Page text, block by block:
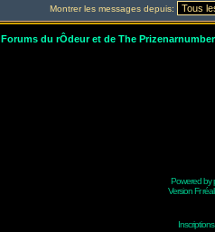
Montrer les messages depuis:
Forums du rÔdeur et de The
Powered by
Version Fr